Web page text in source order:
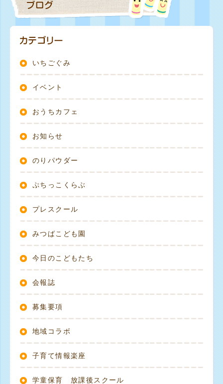
いちごぐみ
イベント
おうちカフェ
お知らせ
のりパウダー
ぷちっこくらぶ
プレスクール
みつばこども園
今日のこどもたち
会報誌
募集要項
地域コラボ
子育て情報楽座
学童保育 放課後スクール